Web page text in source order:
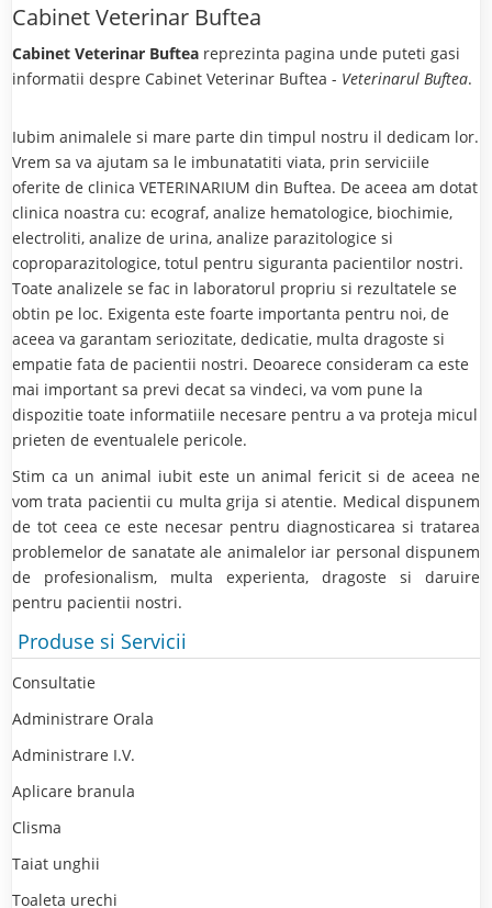
Cabinet Veterinar Buftea
Cabinet Veterinar Buftea reprezinta pagina unde puteti gasi
informatii despre Cabinet Veterinar Buftea - Veterinarul Buftea.
Iubim animalele si mare parte din timpul nostru il dedicam lor.
Vrem sa va ajutam sa le imbunatatiti viata, prin serviciile
oferite de clinica VETERINARIUM din Buftea. De aceea am dotat
clinica noastra cu: ecograf, analize hematologice, biochimie,
electroliti, analize de urina, analize parazitologice si
coproparazitologice, totul pentru siguranta pacientilor nostri.
Toate analizele se fac in laboratorul propriu si rezultatele se
obtin pe loc. Exigenta este foarte importanta pentru noi, de
aceea va garantam seriozitate, dedicatie, multa dragoste si
empatie fata de pacientii nostri. Deoarece consideram ca este
mai important sa previ decat sa vindeci, va vom pune la
dispozitie toate informatiile necesare pentru a va proteja micul
prieten de eventualele pericole.
Stim ca un animal iubit este un animal fericit si de aceea ne
vom trata pacientii cu multa grija si atentie. Medical dispunem
de tot ceea ce este necesar pentru diagnosticarea si tratarea
problemelor de sanatate ale animalelor iar personal dispunem
de profesionalism, multa experienta, dragoste si daruire
pentru pacientii nostri.
Produse si Servicii
Consultatie
Administrare Orala
Administrare I.V.
Aplicare branula
Clisma
Taiat unghii
Toaleta urechi